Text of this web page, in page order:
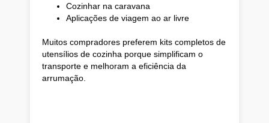
Cozinhar na caravana
Aplicações de viagem ao ar livre
Muitos compradores preferem kits completos de
utensílios de cozinha porque simplificam o
transporte e melhoram a eficiência da
arrumação.